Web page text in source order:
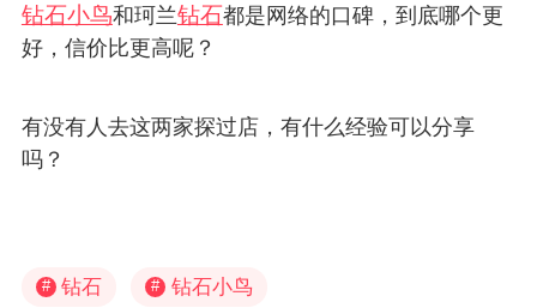
钻石小鸟和珂兰钻石都是网络的口碑，到底哪个更
好，信价比更高呢？
有没有人去这两家探过店，有什么经验可以分享
吗？
# 钻石 # 钻石小鸟